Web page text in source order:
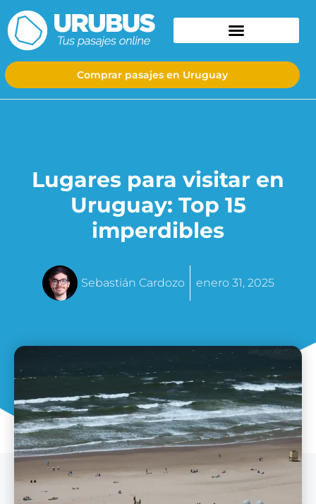
Comprar pasajes en Uruguay
Lugares para visitar en
Uruguay: Top 15
imperdibles
Sebastián Cardozo enero 31, 2025